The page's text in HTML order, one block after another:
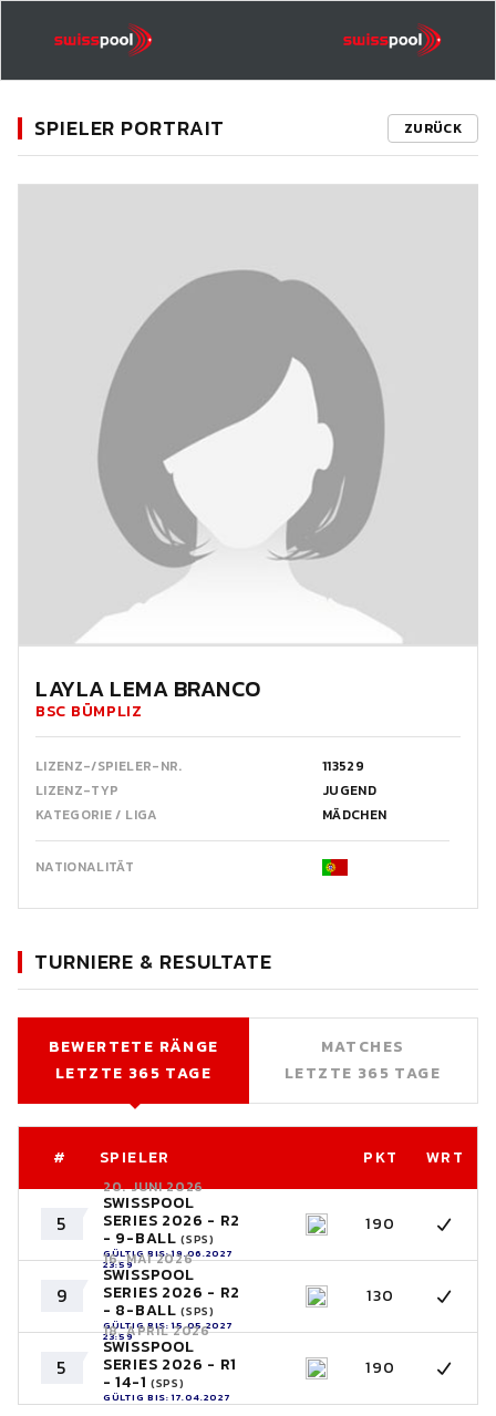
SPIELER PORTRAIT ZURÜCK
LAYLA LEMA BRANCO
BSC BÜMPLIZ
LIZENZ-/SPIELER-NR.
113529
LIZENZ-TYP
JUGEND
KATEGORIE / LIGA
MÄDCHEN
NATIONALITÄT
TURNIERE & RESULTATE
BEWERTETE RÄNGE
LETZTE 365 TAGE
MATCHES
LETZTE 365 TAGE
# SPIELER PKT WRT
5
20. JUNI 2026
SWISSPOOL
SERIES 2026 - R2
- 9-BALL(SPS)
GÜLTIG BIS: 19.06.2027
23:59
190
9
16. MAI 2026
SWISSPOOL
SERIES 2026 - R2
- 8-BALL(SPS)
GÜLTIG BIS: 15.05.2027
23:59
130
5
18. APRIL 2026
SWISSPOOL
SERIES 2026 - R1
- 14-1 (SPS)
GÜLTIG BIS: 17.04.2027
23:59
190